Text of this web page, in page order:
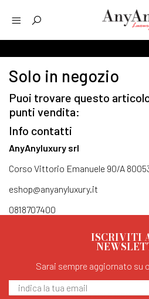
Solo in negozio
Puoi trovare questo
punti vendita:
Info contatti
AnyAnyluxury srl
Corso Vittorio Emanuele 90/A
eshop@anyanyluxury.it
0818707400
ISCRIVITI
Sarai sempre aggiornato su